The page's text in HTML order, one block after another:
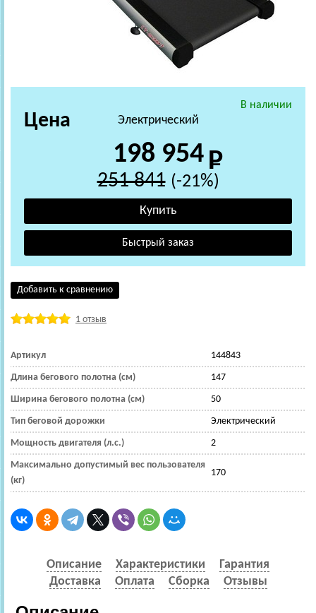
В наличии
Электрический
Цена
198 954
251 841 (-21%)
Добавить к сравнению
1 отзыв
Артикул 144843
Длина бегового полотна (см) 147
Ширина бегового полотна (см) 50
Тип беговой дорожки Электрический
Мощность двигателя (л.с.) 2
Максимально допустимый вес пользователя
(кг)
170
Описание Характеристики
Гарантия
Доставка
Оплата Сборка Отзывы